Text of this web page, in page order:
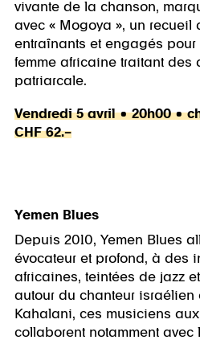
vivante de la chanson,
avec « Mogoya », un recueil
entraînants et engagés
femme africaine traitant des
patriarcale.
Vendredi 5 avril • 20h00 •
CHF 62.–
Yemen Blues
Depuis 2010, Yemen Blues
évocateur et profond, à des
africaines, teintées de jazz
autour du chanteur israélien
Kahalani, ces musiciens
collaborent notamment avec